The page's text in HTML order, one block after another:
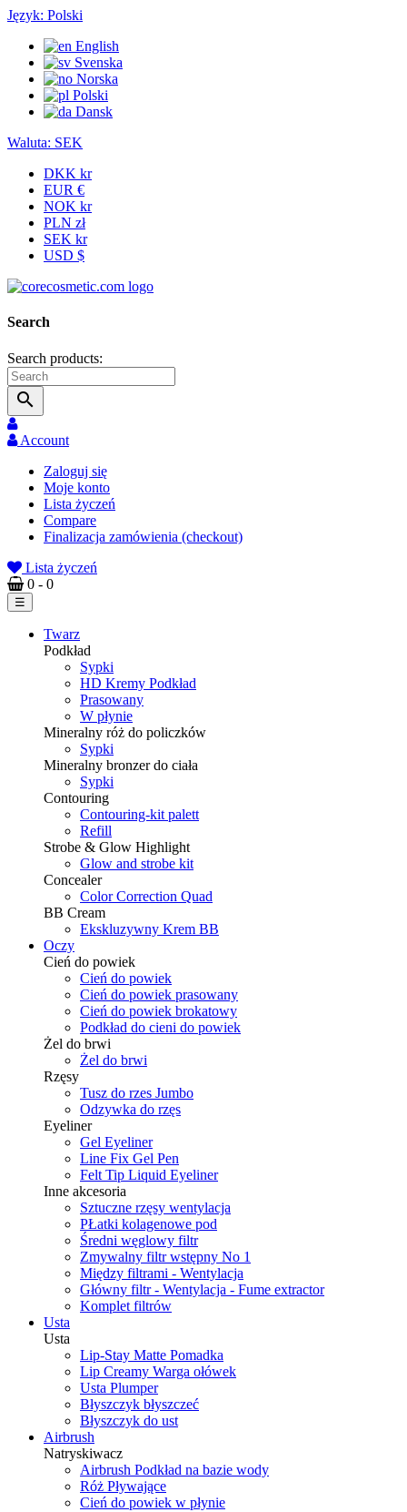
Język: Polski
English
Svenska
Norska
Polski
Dansk
Waluta: SEK
DKK kr
EUR €
NOK kr
PLN zł
SEK kr
USD $
Search
Search products:
search
Account
Zaloguj się
Moje konto
Lista życzeń
Compare
Finalizacja zamówienia (checkout)
Lista życzeń
0 - 0
Toggle
navigation
☰
Twarz
Podkład
Sypki
HD Kremy Podkład
Prasowany
W płynie
Mineralny róż do policzków
Sypki
Mineralny bronzer do ciała
Sypki
Contouring
Contouring-kit palett
Refill
Strobe & Glow Highlight
Glow and strobe kit
Concealer
Color Correction Quad
BB Cream
Ekskluzywny Krem BB
Oczy
Cień do powiek
Cień do powiek
Cień do powiek prasowany
Cień do powiek brokatowy
Podkład do cieni do powiek
Żel do brwi
Żel do brwi
Rzęsy
Tusz do rzes Jumbo
Odzywka do rzęs
Eyeliner
Gel Eyeliner
Line Fix Gel Pen
Felt Tip Liquid Eyeliner
Inne akcesoria
Sztuczne rzęsy wentylacja
PŁatki kolagenowe pod
Średni węglowy filtr
Zmywalny filtr wstępny No 1
Między filtrami - Wentylacja
Główny filtr - Wentylacja - Fume extractor
Komplet filtrów
Usta
Usta
Lip-Stay Matte Pomadka
Lip Creamy Warga ołówek
Usta Plumper
Błyszczyk błyszczeć
Błyszczyk do ust
Airbrush
Natryskiwacz
Airbrush Podkład na bazie wody
Róż Pływające
Cień do powiek w płynie